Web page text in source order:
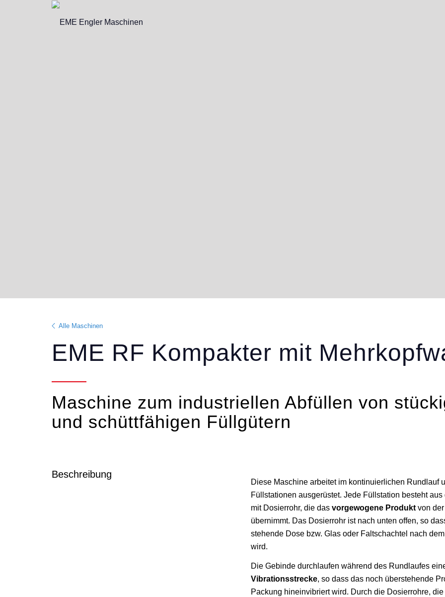
Alle Maschinen
EME RF Kompakter mit
Maschine zum industriellen Abfüllen von
und schüttfähigen Füllgütern
Beschreibung
Diese Maschine arbeitet im kontinuierlichen Rundlauf
Füllstationen ausgerüstet. Jede Füllstation besteht
mit Dosierrohr, die dasvorgewogene Produkt von
übernimmt. Das Dosierrohr ist nach unten offen, so
stehende Dose bzw. Glas oder Faltschachtel nach
wird.
Die Gebinde durchlaufen während des Rundlaufes
Vibrationsstrecke, so dass das noch überstehende
Packung hineinvibriert wird. Durch die Dosierrohre,